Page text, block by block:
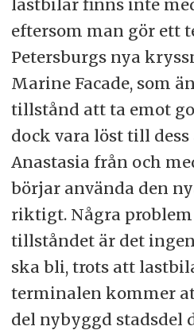
lastbilar finns inte
eftersom man gör ett
Petersburgs nya
Marine Facade, som
tillstånd att ta emot
dock vara löst till dess
Anastasia från och
börjar använda den
riktigt. Några
tillståndet är det
ska bli, trots att
terminalen kommer
del nybyggd stadsdel